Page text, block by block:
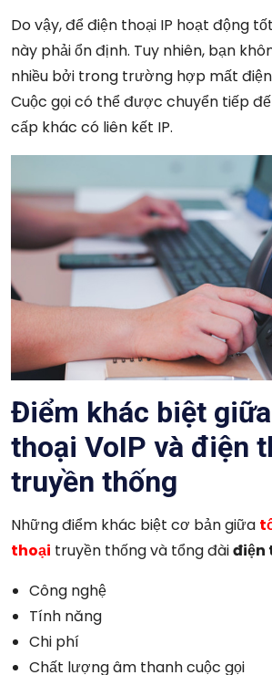
Do vậy, để điện thoại IP hoạt động
này phải ổn định. Tuy nhiên, bạn
nhiều bởi trong trường hợp mất
Cuộc gọi có thể được chuyển tiếp
cấp khác có liên kết IP.
Điểm khác biệt
thoại VoIP và điện
truyền thống
Những điểm khác biệt cơ bản giữa
thoại truyền thống và tổng đàiđiện
Công nghệ
Tính năng
Chi phí
Chất lượng âm thanh cuộc gọi